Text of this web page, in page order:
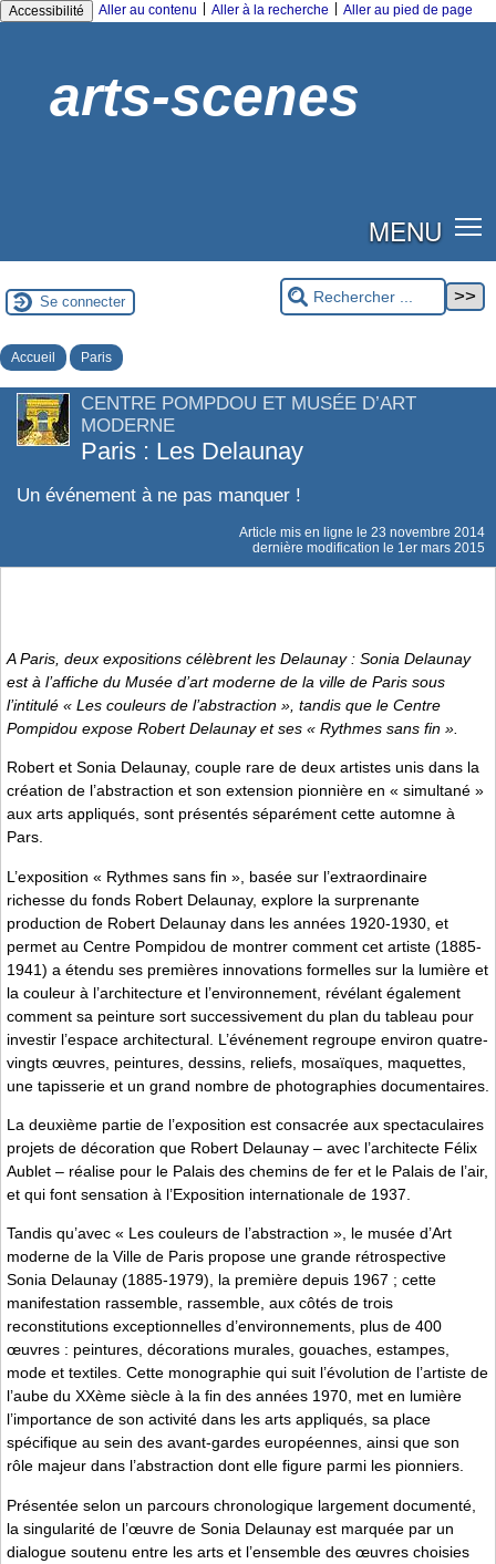
Accessibilité Aller au contenu Aller à la recherche Aller au pied de page
arts-scenes
MENU
Se connecter
Accueil Paris
CENTRE POMPDOU ET MUSÉE D’ART
MODERNE
Paris : Les Delaunay
Un événement à ne pas manquer !
Article mis en ligne le 23 novembre 2014
dernière modification le 1er mars 2015
A Paris, deux expositions célèbrent les Delaunay : Sonia Delaunay
est à l’affiche du Musée d’art moderne de la ville de Paris sous
l’intitulé « Les couleurs de l’abstraction », tandis que le Centre
Pompidou expose Robert Delaunay et ses « Rythmes sans fin ».
Robert et Sonia Delaunay, couple rare de deux artistes unis dans la
création de l’abstraction et son extension pionnière en « simultané »
aux arts appliqués, sont présentés séparément cette automne à
Pars.
L’exposition « Rythmes sans fin », basée sur l’extraordinaire
richesse du fonds Robert Delaunay, explore la surprenante
production de Robert Delaunay dans les années 1920-1930, et
permet au Centre Pompidou de montrer comment cet artiste (1885-
1941) a étendu ses premières innovations formelles sur la lumière et
la couleur à l’architecture et l’environnement, révélant également
comment sa peinture sort successivement du plan du tableau pour
investir l’espace architectural. L’événement regroupe environ quatre-
vingts œuvres, peintures, dessins, reliefs, mosaïques, maquettes,
une tapisserie et un grand nombre de photographies documentaires.
La deuxième partie de l’exposition est consacrée aux spectaculaires
projets de décoration que Robert Delaunay – avec l’architecte Félix
Aublet – réalise pour le Palais des chemins de fer et le Palais de l’air,
et qui font sensation à l’Exposition internationale de 1937.
Tandis qu’avec « Les couleurs de l’abstraction », le musée d’Art
moderne de la Ville de Paris propose une grande rétrospective
Sonia Delaunay (1885-1979), la première depuis 1967 ; cette
manifestation rassemble, rassemble, aux côtés de trois
reconstitutions exceptionnelles d’environnements, plus de 400
œuvres : peintures, décorations murales, gouaches, estampes,
mode et textiles. Cette monographie qui suit l’évolution de l’artiste de
l’aube du XXème siècle à la fin des années 1970, met en lumière
l’importance de son activité dans les arts appliqués, sa place
spécifique au sein des avant-gardes européennes, ainsi que son
rôle majeur dans l’abstraction dont elle figure parmi les pionniers.
Présentée selon un parcours chronologique largement documenté,
la singularité de l’œuvre de Sonia Delaunay est marquée par un
dialogue soutenu entre les arts et l’ensemble des œuvres choisies